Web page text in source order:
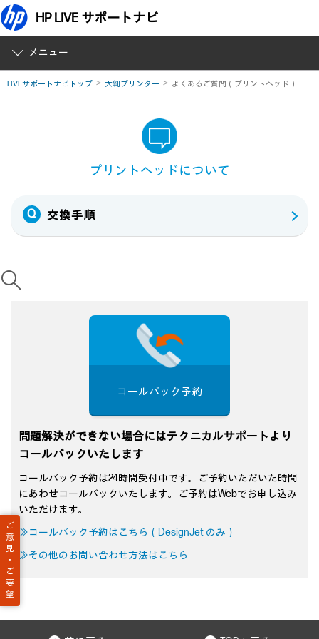
HP LIVE サポートナビ
メニュー
LIVEサポートナビトップ 大判プリンター よくあるご質問（プリントヘッド）
プリントヘッドについて
交換手順
ご
意
見
・
ご
要
望
コールバック予約
問題解決ができない場合にはテクニカルサポートより
コールバックいたします
コールバック予約は24時間受付中です。ご予約いただいた時間
にあわせコールバックいたします。ご予約はWebでお申し込み
いただけます。
≫コールバック予約はこちら（DesignJet のみ）
≫その他のお問い合わせ方法はこちら